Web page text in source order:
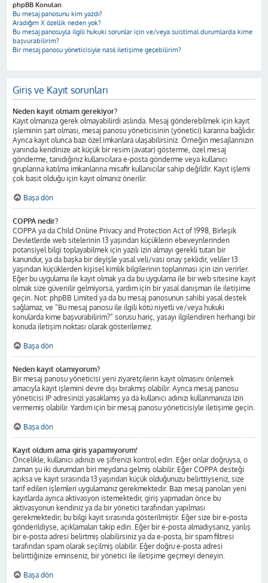
phpBB Konuları
Bu mesaj panosunu kim yazdı?
Aradığım X özellik neden yok?
Bu mesaj panosuyla ilgili hukuki sorunlar için ve/veya suistimal durumlarda kime
başvurabilirim?
Bir mesaj panosu yöneticisiyle nasıl iletişime geçebilirim?
Giriş ve Kayıt sorunları
Neden kayıt olmam gerekiyor?
Kayıt olmanıza gerek olmayabilirdi aslında. Mesaj gönderebilmek için kayıt
işleminin şart olması, mesaj panosu yöneticisinin (yönetici) kararına bağlıdır.
Ayrıca kayıt olunca bazı özel imkanlara ulaşabilirsiniz. Örneğin mesajlarınızın
yanında kendinize ait küçük bir resim (avatar) gösterme, özel mesaj
gönderme, tanıdığınız kullanıcılara e-posta gönderme veya kullanıcı
gruplarına katılma imkanlarına misafir kullanıcılar sahip değildir. Kayıt işlemi
çok basit olduğu için kayıt olmanız önerilir.
Başa dön
COPPA nedir?
COPPA ya da Child Online Privacy and Protection Act of 1998, Birleşik
Devletlerde web sitelerinin 13 yaşından küçüklerin ebeveynlerinden
potansiyel bilgi toplayabilmek için yazılı izin almayı gerekli tutan bir
kanundur, ya da başka bir deyişle yasal veli/vasi onay şeklidir, veliler 13
yaşından küçüklerden kişisel kimlik bilgilerinin toplanması için izin verirler.
Eğer bu uygulama ile kayıt olmak ya da bu uygulama ile bir web sitesine kayıt
olmak size güvenilir gelmiyorsa, yardım için bir yasal danışman ile iletişime
geçin. Not: phpBB Limited ya da bu mesaj panosunun sahibi yasal destek
sağlamaz, ve “Bu mesaj panosu ile ilgili kötü niyetli ve/veya hukuki
konularda kime başvurabilirim?” sorusu hariç, yasayı ilgilendiren herhangi bir
konuda iletişim noktası olarak gösterilemez.
Başa dön
Neden kayıt olamıyorum?
Bir mesaj panosu yöneticisi yeni ziyaretçilerin kayıt olmasını önlemek
amacıyla kayıt işlemini devre dışı bırakmış olabilir. Ayrıca mesaj panosu
yöneticisi IP adresinizi yasaklamış ya da kullanıcı adınızı kullanmanıza izin
vermemiş olabilir. Yardım için bir mesaj panosu yöneticisiyle iletişime geçin.
Başa dön
Kayıt oldum ama giriş yapamıyorum!
Öncelikle, kullanıcı adınızı ve şifrenizi kontrol edin. Eğer onlar doğruysa, o
zaman şu iki durumdan biri meydana gelmiş olabilir. Eğer COPPA desteği
açıksa ve kayıt sırasında 13 yaşından küçük olduğunuzu belirttiyseniz, size
tarif edilen işlemleri uygulamanız gerekmektedir. Bazı mesaj panoları yeni
kayıtlarda ayrıca aktivasyon istemektedir, giriş yapmadan önce bu
aktivasyonun kendiniz ya da bir yönetici tarafından yapılması
gerekmektedir; bu bilgi kayıt sırasında gösterilmiştir. Eğer size bir e-posta
gönderildiyse, açıklamaları takip edin. Eğer bir e-posta almadıysanız, yanlış
bir e-posta adresi belirtmiş olabilirsiniz ya da e-posta, bir spam filtresi
tarafından spam olarak seçilmiş olabilir. Eğer doğru e-posta adresi
belirttiğinize eminseniz, bir yönetici ile iletişime geçmeyi deneyin.
Başa dön